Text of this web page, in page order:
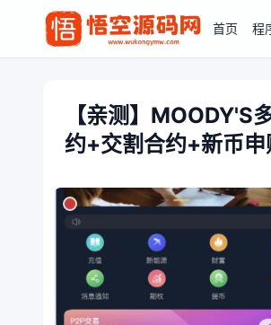
首页 程
【亲测】
约+交割合约+新币